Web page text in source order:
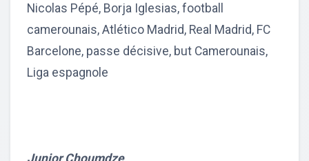
Nicolas Pépé, Borja Iglesias, football
camerounais, Atlético Madrid, Real Madrid, FC
Barcelone, passe décisive, but Camerounais,
Liga espagnole
Junior Choumdze